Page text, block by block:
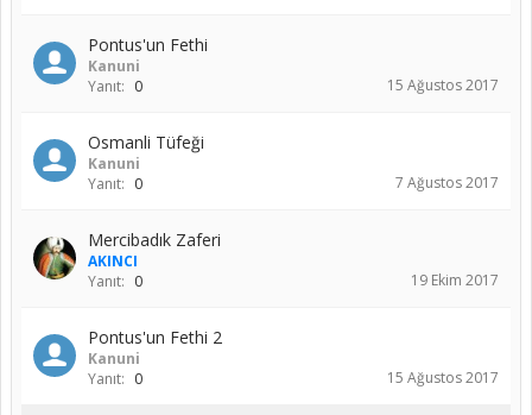
Pontus'un Fethi
Kanuni
Yanıt: 0 15 Ağustos 2017
Osmanli Tüfeği
Kanuni
Yanıt: 0 7 Ağustos 2017
Mercibadık Zaferi
AKINCI
Yanıt: 0 19 Ekim 2017
Pontus'un Fethi 2
Kanuni
Yanıt: 0 15 Ağustos 2017